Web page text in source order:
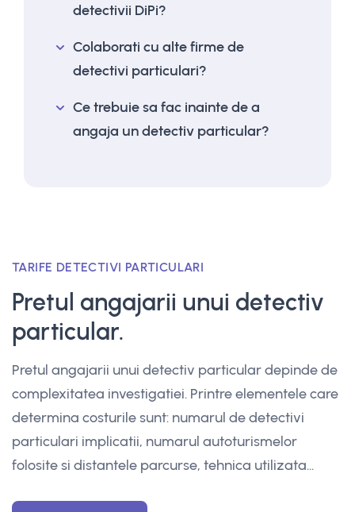
detectivii DiPi?
Colaborati cu alte firme de
detectivi particulari?
Ce trebuie sa fac inainte de a
angaja un detectiv particular?
TARIFE DETECTIVI PARTICULARI
Pretul angajarii unui detectiv
particular.
Pretul angajarii unui detectiv particular depinde de
complexitatea investigatiei. Printre elementele care
determina costurile sunt: numarul de detectivi
particulari implicatii, numarul autoturismelor
folosite si distantele parcurse, tehnica utilizata...